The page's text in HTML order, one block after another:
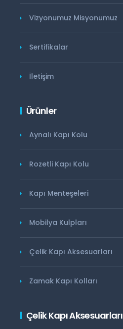
Vizyonumuz Misyonumuz
Sertifikalar
İletişim
Ürünler
Aynalı Kapı Kolu
Rozetli Kapı Kolu
Kapı Menteşeleri
Mobilya Kulpları
Çelik Kapı Aksesuarları
Zamak Kapı Kolları
Çelik Kapı Aksesuarları